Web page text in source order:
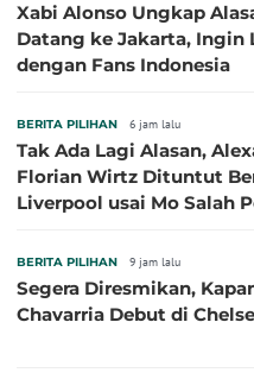
Xabi Alonso Ungkap
Datang ke Jakarta, Ingin
dengan Fans Indonesia
BERITA PILIHAN 6 jam lalu
Tak Ada Lagi Alasan,
Florian Wirtz Dituntut
Liverpool usai Mo Salah
BERITA PILIHAN 9 jam lalu
Segera Diresmikan,
Chavarria Debut di